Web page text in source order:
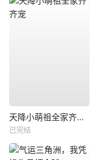
天降小萌祖全家齐齐宠
已完结